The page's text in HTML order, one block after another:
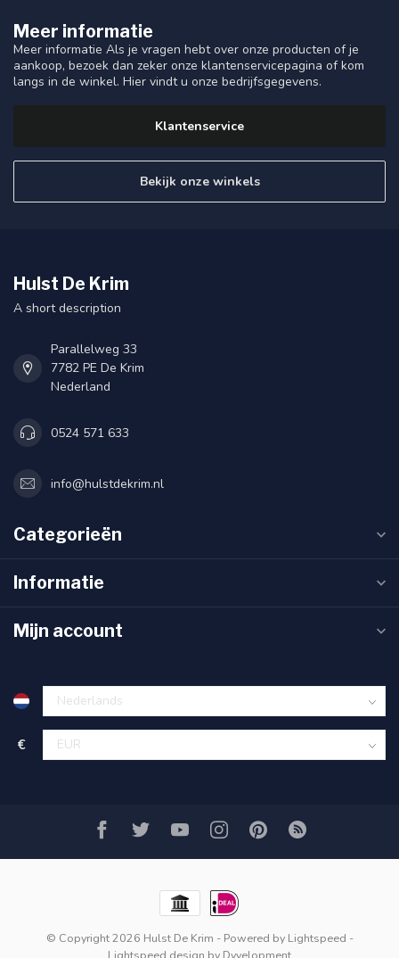
Meer informatie
Meer informatie Als je vragen hebt over onze producten of je
aankoop, bezoek dan zeker onze klantenservicepagina of kom
langs in de winkel. Hier vindt u onze bedrijfsgegevens.
Klantenservice
Bekijk onze winkels
Hulst De Krim
A short description
Parallelweg 33
7782 PE De Krim
Nederland
0524 571 633
info@hulstdekrim.nl
Categorieën
Informatie
Mijn account
€
© Copyright 2026 Hulst De Krim - Powered by Lightspeed -